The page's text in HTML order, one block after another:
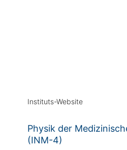
Instituts-Website
Physik der
(INM-4)